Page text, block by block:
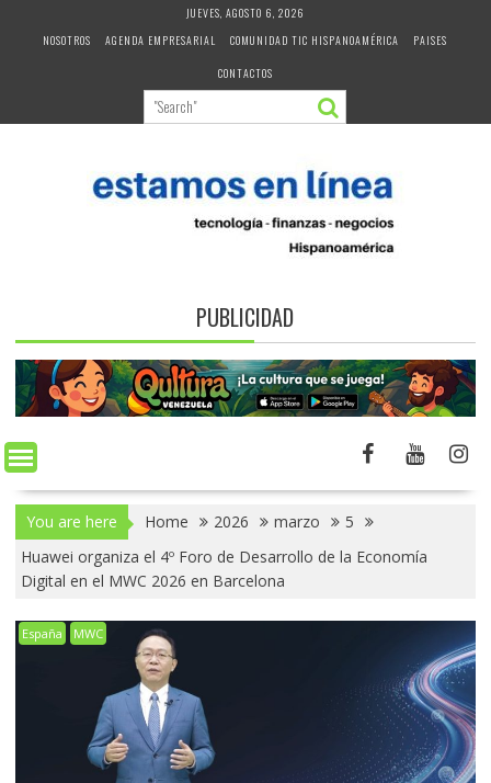
JUEVES, AGOSTO 6, 2026
NOSOTROS
AGENDA EMPRESARIAL COMUNIDAD TIC HISPANOAMÉRICA
PAISES
CONTACTOS
PUBLICIDAD
You are here Home 2026 marzo
5
Huawei organiza el 4º Foro de Desarrollo de la Economía
Digital en el MWC 2026 en Barcelona
España MWC